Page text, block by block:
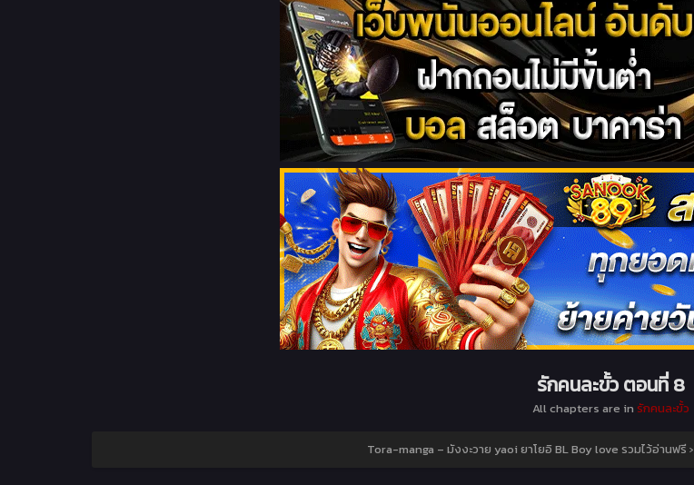
รักคนละขั้ว ตอนที่ 8
All chapters are in รักคนละขั้ว
Tora-manga – มังงะวาย yaoi ยาโยอิ BL Boy love รวมไว้อ่านฟรี ›